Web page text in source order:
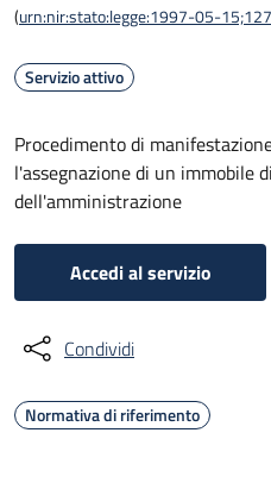
(urn:nir:stato:legge:1997-05-15;127
Servizio attivo
Procedimento di
l'assegnazione di un immobile
dell'amministrazione
Accedi al servizio
Condividi
Normativa di riferimento